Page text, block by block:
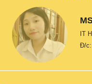
IT
Đ/c: